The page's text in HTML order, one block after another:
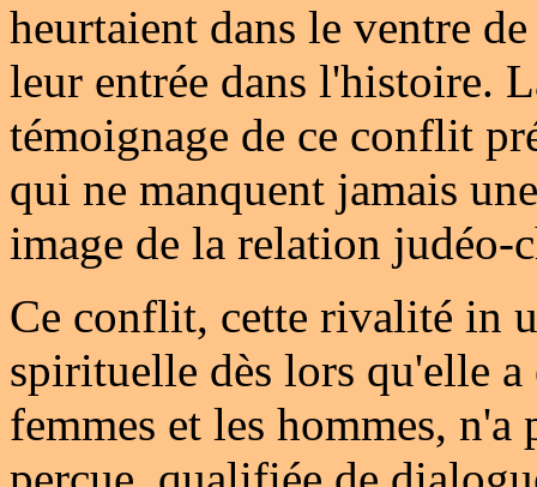
heurtaient dans le ventre
leur entrée dans l'histoire.
témoignage de ce conflit
qui ne manquent jamais
image de la relation judéo-
Ce conflit, cette rivalité in
spirituelle dès lors qu'elle a
femmes et les hommes, n'a